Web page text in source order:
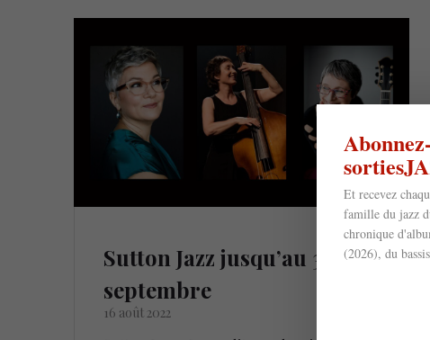
Sutton Jazz jusqu’au 3
septembre
16 août 2022
Et recevez
famille du jazz
chronique
(2026), du